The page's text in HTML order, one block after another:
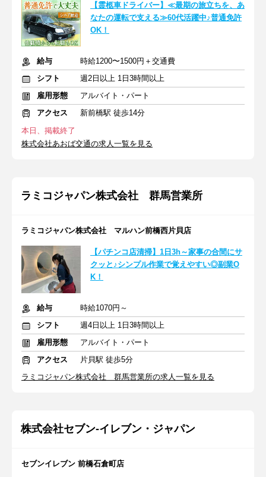
【霊柩車ドライバー】≪最期の旅立ちを、あ
なたの運転で支える≫60代活躍中♪普通免許
OK！
給与
時給1200〜1500円＋交通費
シフト
週2日以上 1日3時間以上
雇用形態
アルバイト・パート
アクセス
新前橋駅 徒歩14分
本日、掲載終了
株式会社あおば交通の求人一覧を見る
ラミコジャパン株式会社 群馬営業所
ラミコジャパン株式会社 マルハン前橋西片貝店
【パチンコ店清掃】1日3h～家事の合間にサ
クッと♪シンプル作業で覚えやすい◎副業O
K！
給与
時給1070円～
シフト
週4日以上 1日3時間以上
雇用形態
アルバイト・パート
アクセス
片貝駅 徒歩5分
ラミコジャパン株式会社 群馬営業所の求人一覧を見る
株式会社セブン-イレブン・ジャパン
セブンイレブン 前橋石倉町店